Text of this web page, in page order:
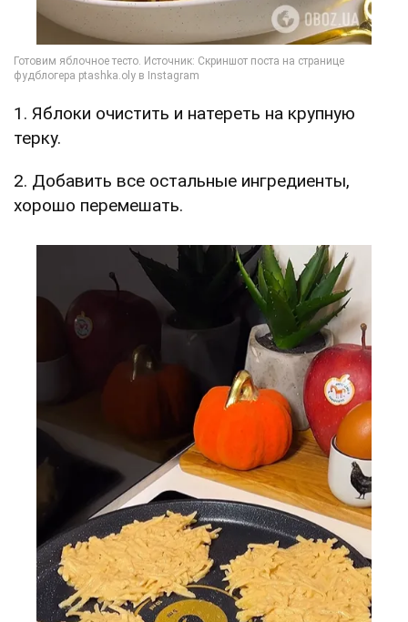
1. Яблоки очистить и натереть на крупную
терку.
2. Добавить все остальные ингредиенты,
хорошо перемешать.